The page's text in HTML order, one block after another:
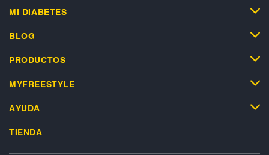
MI DIABETES
BLOG
PRODUCTOS
MYFREESTYLE
AYUDA
TIENDA